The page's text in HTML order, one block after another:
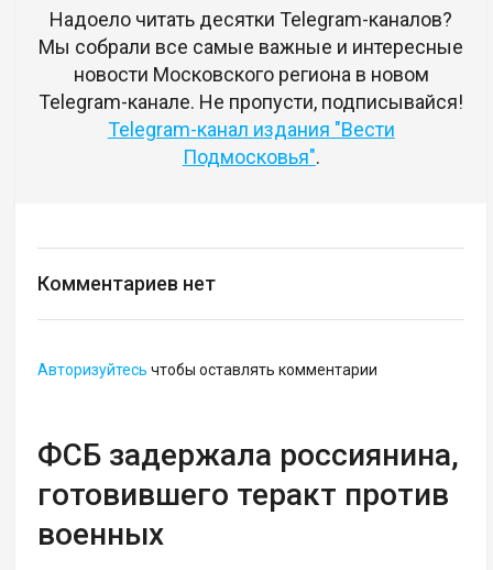
Надоело читать десятки Telegram-каналов?
Мы собрали все самые важные и интересные
новости Московского региона в новом
Telegram-канале. Не пропусти, подписывайся!
Telegram-канал издания "Вести
Подмосковья".
Комментариев нет
Авторизуйтесь чтобы оставлять комментарии
ФСБ задержала россиянина,
готовившего теракт против
военных